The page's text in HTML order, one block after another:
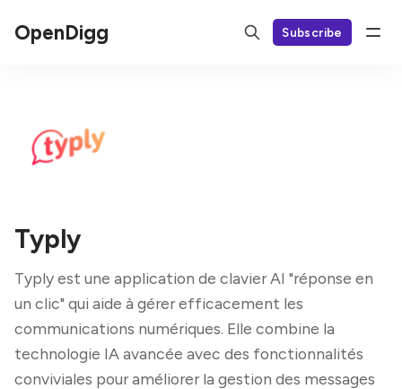
OpenDigg Subscribe
Typly
Typly est une application de clavier AI "réponse en
un clic" qui aide à gérer efficacement les
communications numériques. Elle combine la
technologie IA avancée avec des fonctionnalités
conviviales pour améliorer la gestion des messages